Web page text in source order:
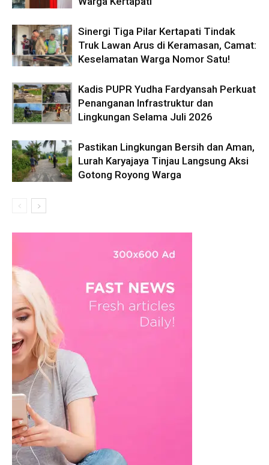
Sinergi Tiga Pilar Kertapati Tindak
Truk Lawan Arus di Keramasan, Camat:
Keselamatan Warga Nomor Satu!
Kadis PUPR Yudha Fardyansah Perkuat
Penanganan Infrastruktur dan
Lingkungan Selama Juli 2026
Pastikan Lingkungan Bersih dan Aman,
Lurah Karyajaya Tinjau Langsung Aksi
Gotong Royong Warga